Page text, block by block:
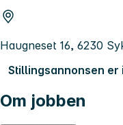
Haugneset 16, 6230
Stillingsannonsen er
Om jobben